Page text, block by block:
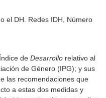
el DH. Redes IDH, Número
de Desarrollo relativo al
de Género (IPG); y sus
las recomendaciones que
a estas dos medidas y